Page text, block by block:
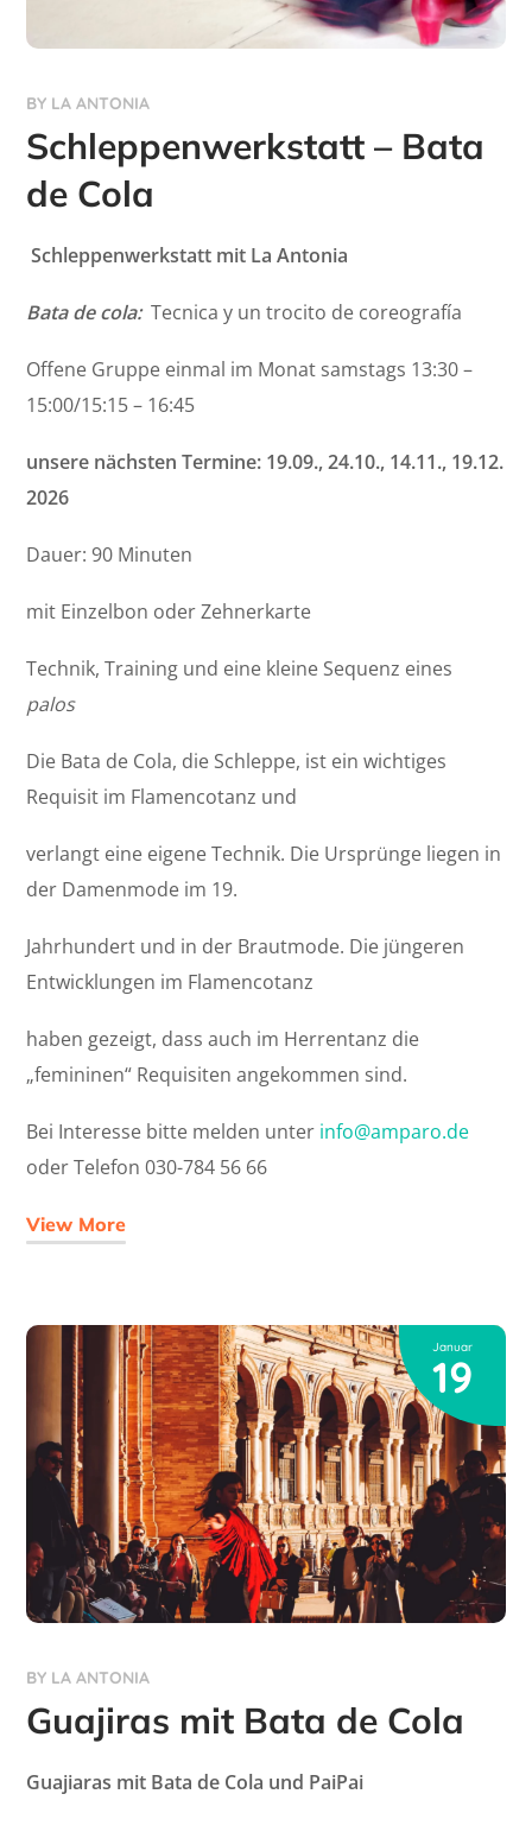
BY LA ANTONIA
Schleppenwerkstatt – Bata
de Cola
Schleppenwerkstatt mit La Antonia
Bata de cola: Tecnica y un trocito de coreografía
Offene Gruppe einmal im Monat samstags 13:30 –
15:00/15:15 – 16:45
unsere nächsten Termine: 19.09., 24.10., 14.11., 19.12.
2026
Dauer: 90 Minuten
mit Einzelbon oder Zehnerkarte
Technik, Training und eine kleine Sequenz eines
palos
Die Bata de Cola, die Schleppe, ist ein wichtiges
Requisit im Flamencotanz und
verlangt eine eigene Technik. Die Ursprünge liegen in
der Damenmode im 19.
Jahrhundert und in der Brautmode. Die jüngeren
Entwicklungen im Flamencotanz
haben gezeigt, dass auch im Herrentanz die
„femininen“ Requisiten angekommen sind.
Bei Interesse bitte melden unter info@amparo.de
oder Telefon 030-784 56 66
View More
Januar
19
BY LA ANTONIA
Guajiras mit Bata de Cola
Guajiaras mit Bata de Cola und PaiPai